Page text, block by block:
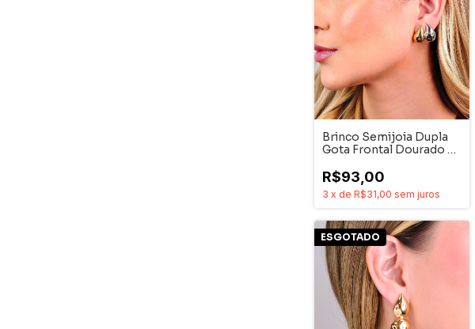
Brinco Semijoia Dupla
Gota Frontal Dourado E
R$93,00
3 x de R$31,00 sem juros
ESGOTADO